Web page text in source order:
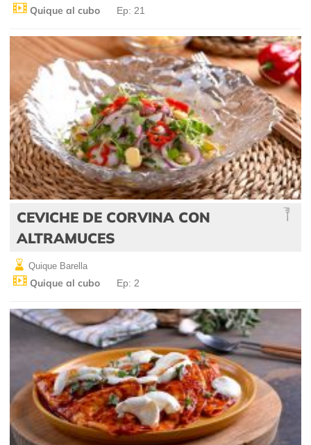
Quique al cubo Ep: 21
CEVICHE DE CORVINA CON
ALTRAMUCES
Quique Barella
Quique al cubo Ep: 2